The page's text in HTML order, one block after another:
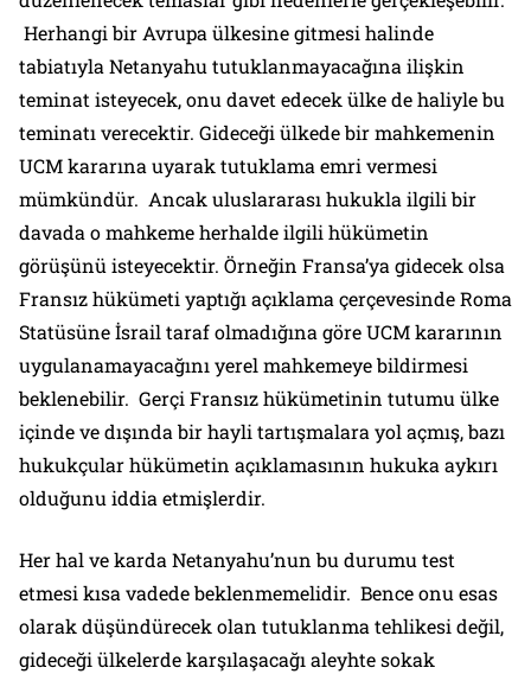
Herhangi bir Avrupa ülkesine gitmesi halinde
tabiatıyla Netanyahu tutuklanmayacağına ilişkin
teminat isteyecek, onu davet edecek ülke de haliyle bu
teminatı verecektir. Gideceği ülkede bir mahkemenin
UCM kararına uyarak tutuklama emri vermesi
mümkündür. Ancak uluslararası hukukla ilgili bir
davada o mahkeme herhalde ilgili hükümetin
görüşünü isteyecektir. Örneğin Fransa’ya gidecek olsa
Fransız hükümeti yaptığı açıklama çerçevesinde Roma
Statüsüne İsrail taraf olmadığına göre UCM kararının
uygulanamayacağını yerel mahkemeye bildirmesi
beklenebilir. Gerçi Fransız hükümetinin tutumu ülke
içinde ve dışında bir hayli tartışmalara yol açmış, bazı
hukukçular hükümetin açıklamasının hukuka aykırı
olduğunu iddia etmişlerdir.
Her hal ve karda Netanyahu’nun bu durumu test
etmesi kısa vadede beklenmemelidir. Bence onu esas
olarak düşündürecek olan tutuklanma tehlikesi değil,
gideceği ülkelerde karşılaşacağı aleyhte sokak